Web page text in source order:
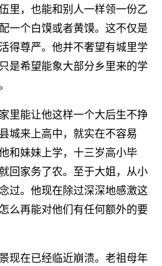
里，也能和别人一样领一份乙
一个白馍或者黄馍。这不仅是
得尊严。他并不奢望有城里学
是希望能象大部分乡里来的学
里能让他这样一个大后生不挣
城来上高中，就实在不容易
和妹妹上学，十三岁高小毕
回家务了农。至于大姐，从小
过。他现在除过深深地感激这
么再能对他们有任何额外的要
现在已经临近崩溃。老祖母年